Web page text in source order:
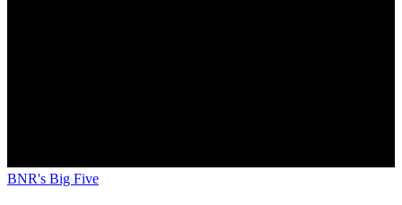
BNR's Big Five